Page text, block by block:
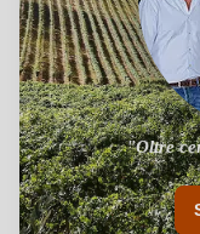
"Oltre